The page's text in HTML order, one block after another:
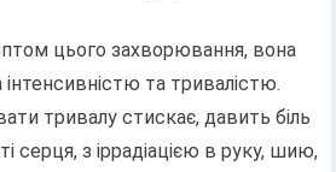
цього захворювання, вона
та тривалістю.
тривалу стискає, давить біль
серця, з іррадіацією в руку, шию,